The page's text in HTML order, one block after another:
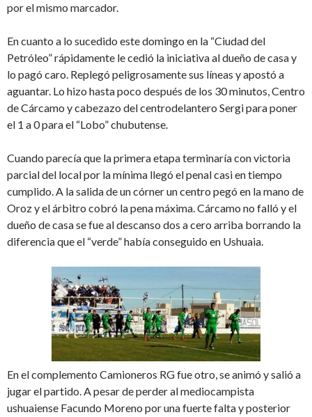
por el mismo marcador.
En cuanto a lo sucedido este domingo en la “Ciudad del
Petróleo” rápidamente le cedió la iniciativa al dueño de casa y
lo pagó caro. Replegó peligrosamente sus líneas y apostó a
aguantar. Lo hizo hasta poco después de los 30 minutos, Centro
de Cárcamo y cabezazo del centrodelantero Sergi para poner
el 1 a 0 para el “Lobo” chubutense.
Cuando parecía que la primera etapa terminaría con victoria
parcial del local por la mínima llegó el penal casi en tiempo
cumplido. A la salida de un córner un centro pegó en la mano de
Oroz y el árbitro cobró la pena máxima. Cárcamo no falló y el
dueño de casa se fue al descanso dos a cero arriba borrando la
diferencia que el “verde” había conseguido en Ushuaia.
En el complemento Camioneros RG fue otro, se animó y salió a
jugar el partido. A pesar de perder al mediocampista
ushuaiense Facundo Moreno por una fuerte falta y posterior